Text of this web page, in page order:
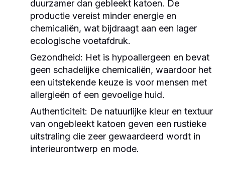
duurzamer dan gebleekt katoen. De
productie vereist minder energie en
chemicaliën, wat bijdraagt aan een lager
ecologische voetafdruk.
Gezondheid: Het is hypoallergeen en bevat
geen schadelijke chemicaliën, waardoor het
een uitstekende keuze is voor mensen met
allergieën of een gevoelige huid.
Authenticiteit: De natuurlijke kleur en textuur
van ongebleekt katoen geven een rustieke
uitstraling die zeer gewaardeerd wordt in
interieurontwerp en mode.